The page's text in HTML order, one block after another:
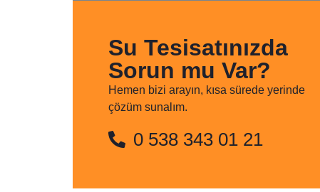
Su Tesisatınızda
Sorun mu Var?
Hemen bizi arayın, kısa sürede yerinde
çözüm sunalım.
0 538 343 01 21